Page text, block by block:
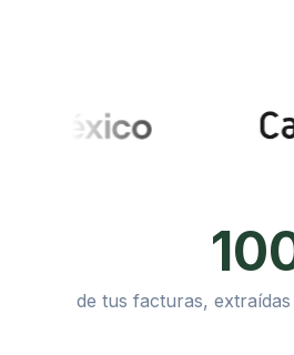
de tus facturas,